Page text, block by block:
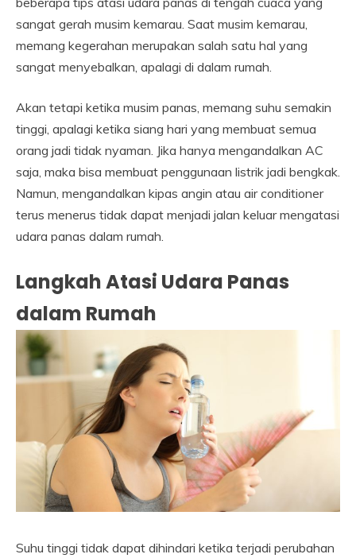
sangat gerah musim kemarau. Saat musim kemarau,
memang kegerahan merupakan salah satu hal yang
sangat menyebalkan, apalagi di dalam rumah.
Akan tetapi ketika musim panas, memang suhu semakin
tinggi, apalagi ketika siang hari yang membuat semua
orang jadi tidak nyaman. Jika hanya mengandalkan AC
saja, maka bisa membuat penggunaan listrik jadi bengkak.
Namun, mengandalkan kipas angin atau air conditioner
terus menerus tidak dapat menjadi jalan keluar mengatasi
udara panas dalam rumah.
Langkah Atasi Udara Panas
dalam Rumah
Suhu tinggi tidak dapat dihindari ketika terjadi perubahan